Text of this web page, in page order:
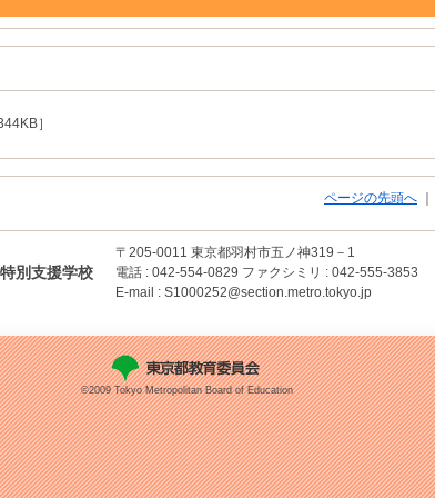
］
ページの先頭へ
別支援学校
〒205-0011 東京都羽村市五ノ神319－1
電話 : 042-554-0829 ファクシミリ : 042-555-3853
E-mail : S1000252@section.metro.tokyo.jp
©2009 Tokyo Metropolitan Board of Education